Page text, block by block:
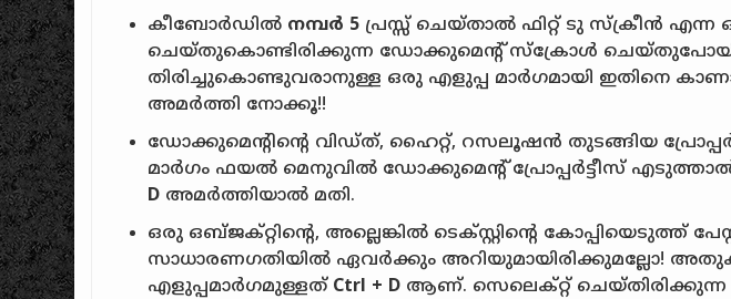
കീബോർഡിൽ നമ്പർ 5 പ്രസ്സ് ചെയ്താൽ ഫിറ്റ് ടു സ്ക്രീൻ എന്ന
ചെയ്തുകൊണ്ടിരിക്കുന്ന ഡോക്കുമെന്റ് സ്ക്രോൾ
തിരിച്ചുകൊണ്ടുവരാനുള്ള ഒരു എളുപ്പ മാർഗമായി ഇതിനെ
അമർത്തി നോക്കൂ!!
ഡോക്കുമെന്റിന്റെ വിഡ്ത്, ഹൈറ്റ്, റസലൂഷൻ തുടങ്ങിയ
മാർഗം ഫയൽ മെനുവിൽ ഡോക്കുമെന്റ് പ്രോപ്പർട്ടീസ് എടുത്താൽ
D അമർത്തിയാൽ മതി.
ഒരു ഒബ്ജക്റ്റിന്റെ, അല്ലെങ്കിൽ ടെക്സ്റ്റിന്റെ കോപ്പിയെടുത്ത്
സാധാരണഗതിയിൽ ഏവർക്കും അറിയുമായിരിക്കുമല്ലോ!
എളുപ്പമാർഗമുള്ളത് Ctrl + D ആണ്. സെലെക്റ്റ്